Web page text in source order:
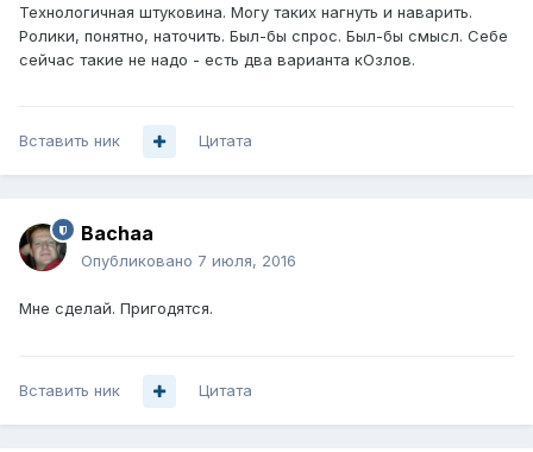
Технологичная штуковина. Могу таких нагнуть и наварить.
Ролики, понятно, наточить. Был-бы спрос. Был-бы смысл. Себе
сейчас такие не надо - есть два варианта кОзлов.
Вставить ник Цитата
Bachaa
Опубликовано 7 июля, 2016
Мне сделай. Пригодятся.
Вставить ник Цитата